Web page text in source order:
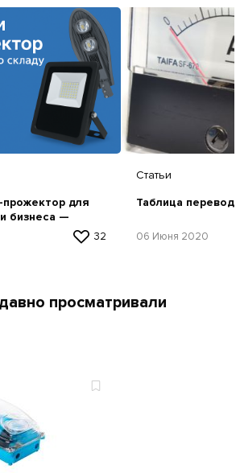
прожектор для
бизнеса —
32
Статьи
Таблица
06 Июня 2020
просматривали